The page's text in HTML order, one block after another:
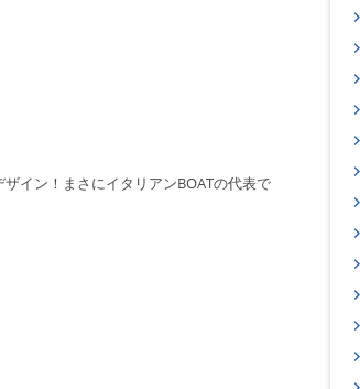
イン！まさにイタリアンBOATの代表で